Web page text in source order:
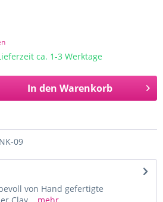
ca. 1-3 Werktage
In den Warenkorb
NK-09
von Hand gefertigte